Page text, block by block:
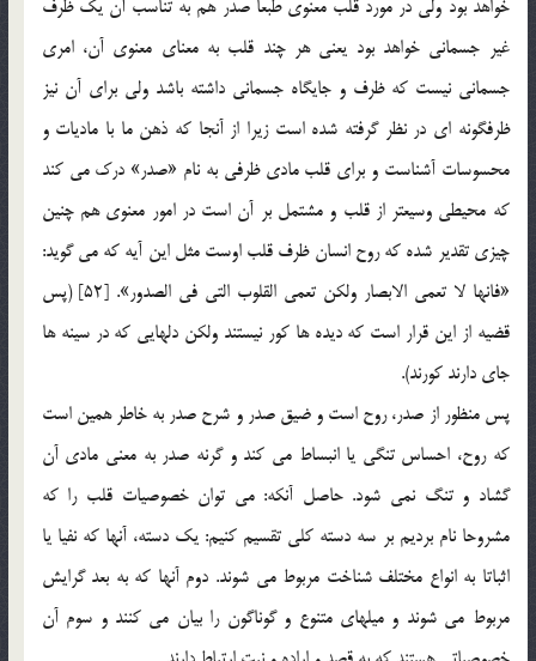
خواهد بود ولي در مورد قلب معنوي طبعا صدر هم به تناسب آن يك ظرف
غير جسماني خواهد بود يعني هر چند قلب به معناي معنوي آن، امري
جسماني نيست كه ظرف و جايگاه جسماني داشته باشد ولي براي آن نيز
ظرفگونه اي در نظر گرفته شده است زيرا از آنجا كه ذهن ما با ماديات و
محسوسات آشناست و براي قلب مادي ظرفي به نام «صدر» درك مي كند
كه محيطي وسيعتر از قلب و مشتمل بر آن است در امور معنوي هم چنين
چيزي تقدير شده كه روح انسان ظرف قلب اوست مثل اين آيه كه مي گويد:
«فانها لا تعمي الابصار ولكن تعمي القلوب التي في الصدور». [52] (پس
قضيه از اين قرار است كه ديده ها كور نيستند ولكن دلهايي كه در سينه ها
جاي دارند كورند).
پس منظور از صدر، روح است و ضيق صدر و شرح صدر به خاطر همين است
كه روح، احساس تنگي يا انبساط مي كند و گرنه صدر به معني مادي آن
گشاد و تنگ نمي شود. حاصل آنكه: مي توان خصوصيات قلب را كه
مشروحا نام برديم بر سه دسته كلي تقسيم كنيم: يك دسته، آنها كه نفيا يا
اثباتا به انواع مختلف شناخت مربوط مي شوند. دوم آنها كه به بعد گرايش
مربوط مي شوند و ميلهاي متنوع و گوناگون را بيان مي كنند و سوم آن